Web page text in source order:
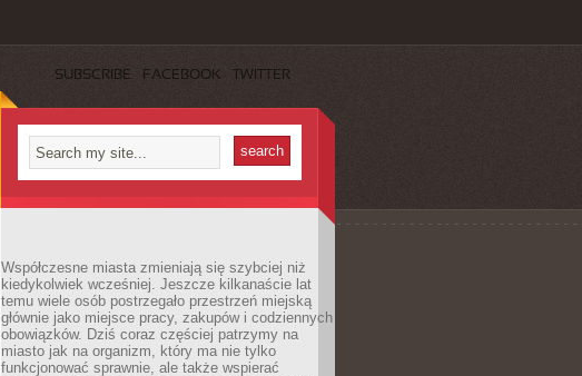
SUBSCRIBE FACEBOOK TWITTER
Współczesne miasta zmieniają się szybciej niż
kiedykolwiek wcześniej. Jeszcze kilkanaście lat
temu wiele osób postrzegało przestrzeń miejską
głównie jako miejsce pracy, zakupów i codziennych
obowiązków. Dziś coraz częściej patrzymy na
miasto jak na organizm, który ma nie tylko
funkcjonować sprawnie, ale także wspierać